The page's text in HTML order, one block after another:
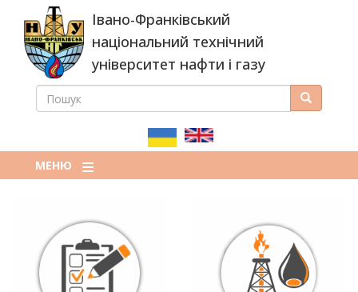
основного
вмісту
Івано-Франківський
національний технічний
університет нафти і газу
ПОШУКОВА
ПОШУК Пошук
МЕНЮ